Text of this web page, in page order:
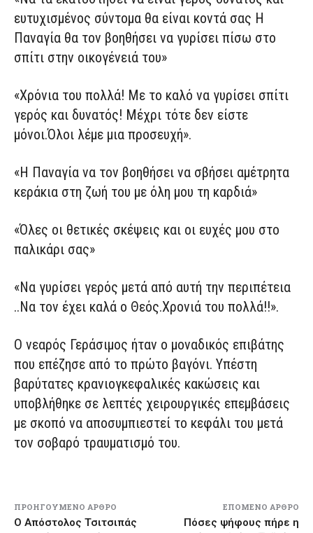
ευτυχισμένος σύντομα θα είναι κοντά σας Η
Παναγία θα τον βοηθήσει να γυρίσει πίσω στο
σπίτι στην οικογένειά του»
«Χρόνια του πολλά! Με το καλό να γυρίσει σπίτι
γερός και δυνατός! Μέχρι τότε δεν είστε
μόνοι.Όλοι λέμε μια προσευχή».
«Η Παναγία να τον βοηθήσει να σβήσει αμέτρητα
κεράκια στη ζωή του με όλη μου τη καρδιά»
«Όλες οι θετικές σκέψεις και οι ευχές μου στο
παλικάρι σας»
«Να γυρίσει γερός μετά από αυτή την περιπέτεια
..Να τον έχει καλά ο Θεός.Χρονιά του πολλά!!».
O νεαρός Γεράσιμος ήταν ο μοναδικός επιβάτης
που επέζησε από το πρώτο βαγόνι. Υπέστη
βαρύτατες κρανιογκεφαλικές κακώσεις και
υποβλήθηκε σε λεπτές χειρουργικές επεμβάσεις
με σκοπό να αποσυμπιεστεί το κεφάλι του μετά
τον σοβαρό τραυματισμό του.
ΠΡΟΗΓΟΎΜΕΝΟ ΆΡΘΡΟ
Ο Απόστολος Τσιτσιπάς
ΕΠΌΜΕΝΟ ΆΡΘΡΟ
Πόσες ψήφους πήρε η